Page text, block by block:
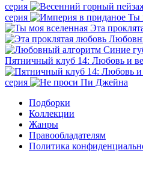
серия
серия
Ты
Эта
Синие
Пятничный клуб 14: Любовь и
серия
Подборки
Коллекции
Жанры
Правообладателям
Политика